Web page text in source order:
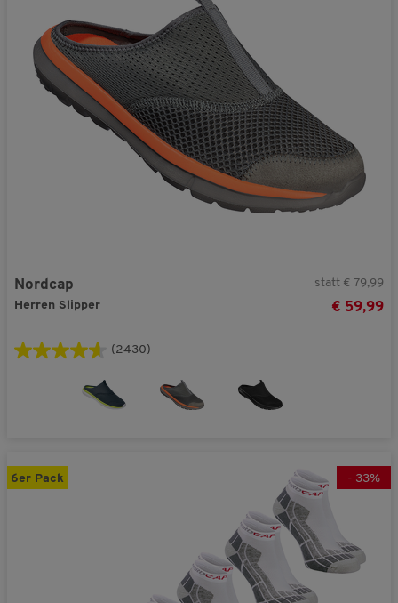
Nordcap
Herren Slipper
statt € 79,99
€ 59,99
(2430)
6er Pack - 33%